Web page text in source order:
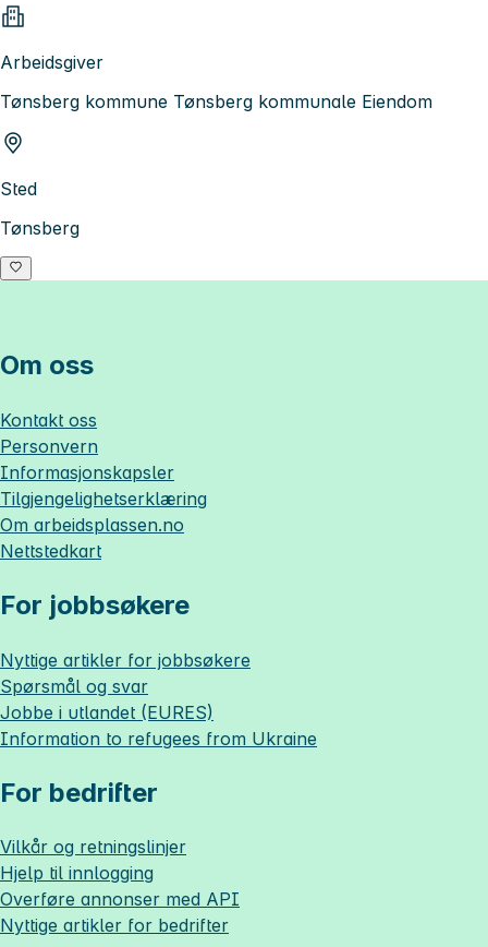
Arbeidsgiver
Tønsberg kommune Tønsberg kommunale Eiendom
Sted
Tønsberg
Om oss
Kontakt oss
Personvern
Informasjonskapsler
Tilgjengelighetserklæring
Om arbeidsplassen.no
Nettstedkart
For jobbsøkere
Nyttige artikler for jobbsøkere
Spørsmål og svar
Jobbe i utlandet (EURES)
Information to refugees from Ukraine
For bedrifter
Vilkår og retningslinjer
Hjelp til innlogging
Overføre annonser med API
Nyttige artikler for bedrifter